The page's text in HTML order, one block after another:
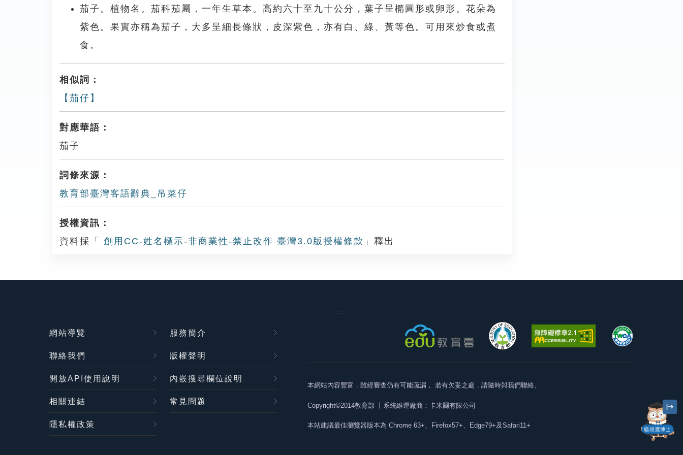
茄子。植物名。茄科茄屬，一年生草本。高約六十至九十公分，葉子呈橢圓形或卵形。花朵為
紫色。果實亦稱為茄子，大多呈細長條狀，皮深紫色，亦有白、綠、黃等色。可用來炒食或煮
食。
相似詞：
【茄仔】
對應華語：
茄子
詞條來源：
教育部臺灣客語辭典_吊菜仔
授權資訊：
資料採「
創用CC-姓名標示-非商業性-禁止改作 臺灣3.0版授權條款 」釋出
貓頭鷹博士
:::
網站導覽 服務簡介
聯絡我們 版權聲明
開放API使用說明 內嵌搜尋欄位說明
相關連結 常見問題
隱私權政策
本網站內容豐富，雖經審查仍有可能疏漏， 若有欠妥之處，請隨時與我們聯絡。
Copyright©2014教育部 丨系統維運廠商：卡米爾有限公司
本站建議最佳瀏覽器版本為 Chrome 63+、Firefox57+、Edge79+及Safari11+